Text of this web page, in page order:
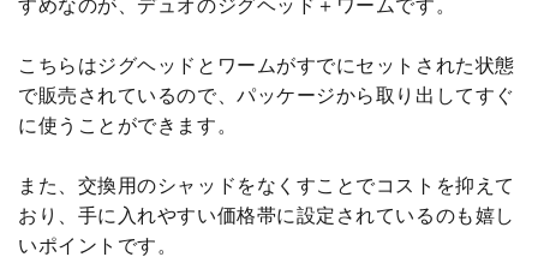
すめなのが、デュオのジグヘッド＋ワームです。
こちらはジグヘッドとワームがすでにセットされた状態
で販売されているので、パッケージから取り出してすぐ
に使うことができます。
また、交換用のシャッドをなくすことでコストを抑えて
おり、手に入れやすい価格帯に設定されているのも嬉し
いポイントです。